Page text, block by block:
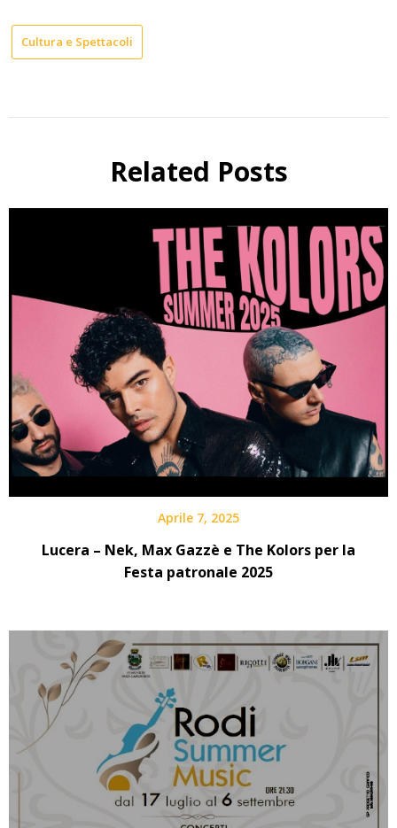
Cultura e Spettacoli
Related Posts
Aprile 7, 2025
Lucera – Nek, Max Gazzè e The Kolors per la
Festa patronale 2025